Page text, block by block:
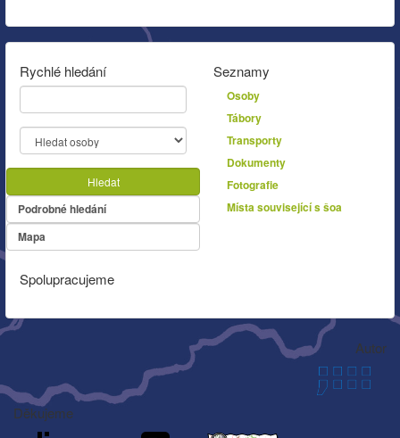
Rychlé hledání
Hledat
Podrobné hledání
Mapa
Seznamy
Osoby
Tábory
Transporty
Dokumenty
Fotografie
Místa související s šoa
Spolupracujeme
Autor
Děkujeme